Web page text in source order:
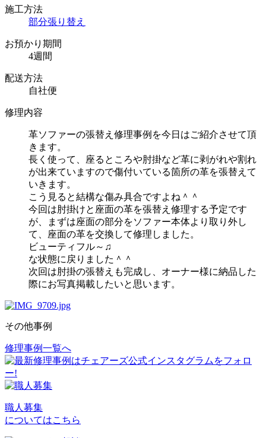
施工方法
部分張り替え
お預かり期間
4週間
配送方法
自社便
修理内容
革ソファーの張替え修理事例を今日はご紹介させて頂
きます。
長く使って、座るところや肘掛など革に剥がれや割れ
が出来ていますので傷付いている箇所の革を張替えて
いきます。
こう見ると結構な傷み具合ですよね＾＾
今回は肘掛けと座面の革を張替え修理する予定です
が、まずは座面の部分をソファー本体より取り外し
て、座面の革を交換して修理しました。
ビューティフル～♫
な状態に戻りました＾＾
次回は肘掛の張替えも完成し、オーナー様に納品した
際にお写真掲載したいと思います。
その他事例
投
稿
ナ
ビ
ゲ
修理事例一覧へ
職人募集
についてはこちら